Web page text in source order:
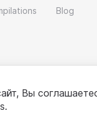
Blog
Вы